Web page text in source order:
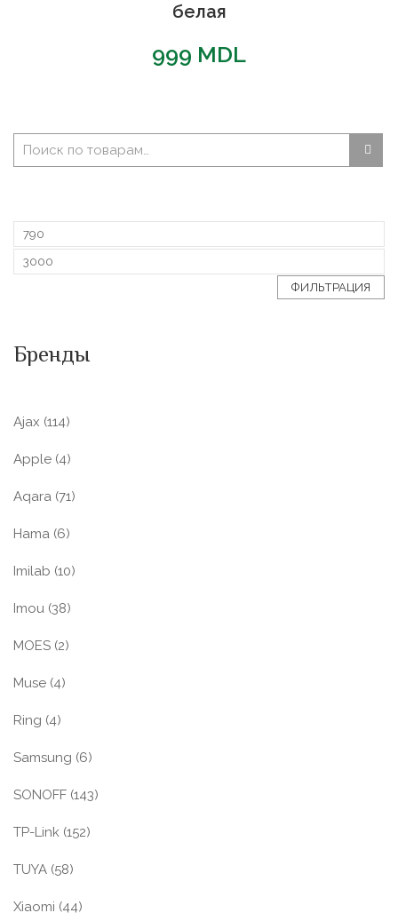
белая
999 MDL
ФИЛЬТРАЦИЯ
Бренды
Ajax (114)
Apple (4)
Aqara (71)
Hama (6)
Imilab (10)
Imou (38)
MOES (2)
Muse (4)
Ring (4)
Samsung (6)
SONOFF (143)
TP-Link (152)
TUYA (58)
Xiaomi (44)